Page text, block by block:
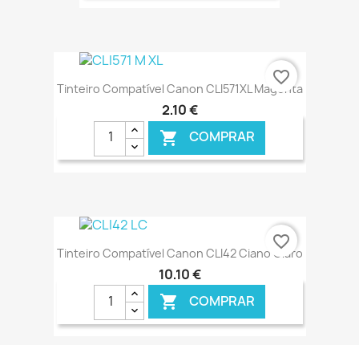
Tinteiro Compatível Canon CLI571XL Magenta
2,10 €
 COMPRAR
€ ONLINE
favorite_border
Tinteiro Compatível Canon CLI42 Ciano Claro
10,10 €
 COMPRAR
favorite_border